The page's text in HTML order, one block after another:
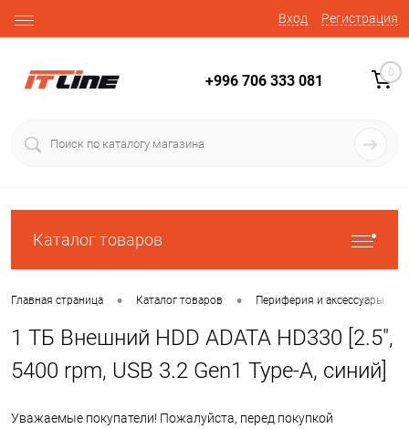
Вход Регистрация
+996 706 333 081 0
Каталог товаров
Главная страница • Каталог товаров • Периферия и аксессуары
1 ТБ Внешний HDD ADATA HD330 [2.5",
5400 rpm, USB 3.2 Gen1 Type-A, синий]
Уважаемые покупатели! Пожалуйста, перед покупкой